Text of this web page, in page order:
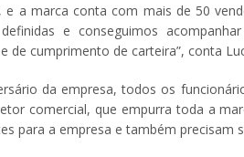
a marca conta com mais de 50
e conseguimos
de cumprimento de carteira”, conta
da empresa, todos os
comercial, que empurra toda a
para a empresa e também precisam